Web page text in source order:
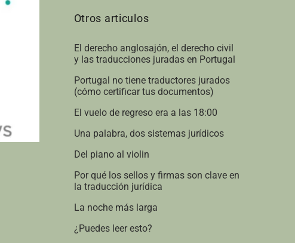
Otros articulos
El derecho anglosajón, el derecho civil
y las traducciones juradas en Portugal
Portugal no tiene traductores jurados
(cómo certificar tus documentos)
El vuelo de regreso era a las 18:00
Una palabra, dos sistemas jurídicos
Del piano al violin
Por qué los sellos y firmas son clave en
la traducción jurídica
La noche más larga
¿Puedes leer esto?